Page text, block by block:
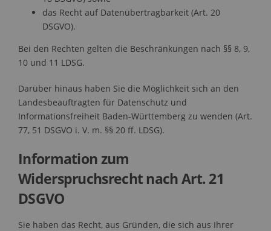
das Recht auf Datenübertragbarkeit (Art. 20
DSGVO).
Bei den Rechten gelten die Beschränkungen nach §§ 8, 9,
10 und 11 LDSG.
Darüber hinaus haben Sie die Möglichkeit sich an den
Landesbeauftragten für Datenschutz und
Informationsfreiheit Baden-Württemberg zu wenden (Art.
77, 51 DSGVO i. V. m. §§ 20 ff. LDSG).
Information zum
Widerspruchsrecht nach Art. 21
DSGVO
Sie haben das Recht, aus Gründen, die sich aus Ihrer